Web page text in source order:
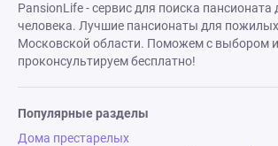
PansionLife - сервис для поиска
человека. Лучшие пансионаты для
Московской области. Поможем с выбором и
проконсультируем бесплатно!
Популярные разделы
Дома престарелых